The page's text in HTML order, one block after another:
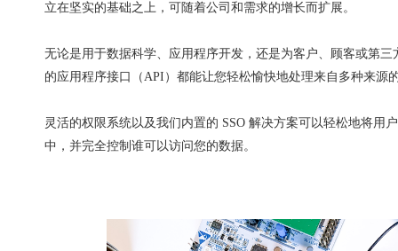
立在坚实的基础之上，可随着公司和需求的增长而扩展。
无论是用于数据科学、应用程序开发，还是为客户、顾客或第三
的应用程序接口（API）都能让您轻松愉快地处理来自多种来源
灵活的权限系统以及我们内置的 SSO 解决方案可以轻松地将用
中，并完全控制谁可以访问您的数据。